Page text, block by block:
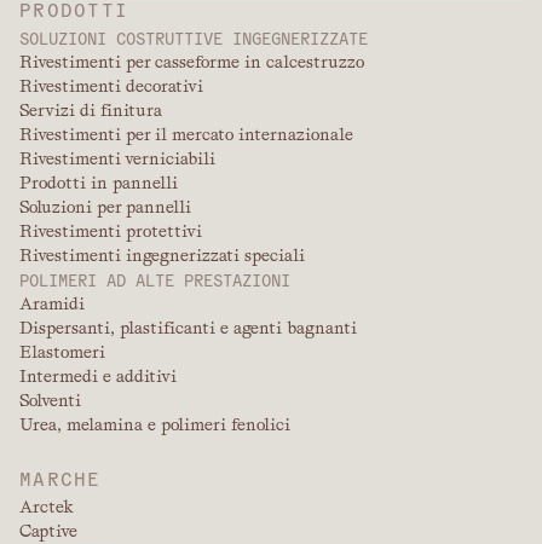
PRODOTTI
SOLUZIONI COSTRUTTIVE INGEGNERIZZATE
Rivestimenti per casseforme in calcestruzzo
Rivestimenti decorativi
Servizi di finitura
Rivestimenti per il mercato internazionale
Rivestimenti verniciabili
Prodotti in pannelli
Soluzioni per pannelli
Rivestimenti protettivi
Rivestimenti ingegnerizzati speciali
POLIMERI AD ALTE PRESTAZIONI
Aramidi
Dispersanti, plastificanti e agenti bagnanti
Elastomeri
Intermedi e additivi
Solventi
Urea, melamina e polimeri fenolici
MARCHE
Arctek
Captive